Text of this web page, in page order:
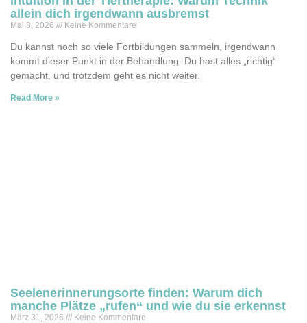
allein dich irgendwann ausbremst
Mai 8, 2026 Keine Kommentare
Du kannst noch so viele Fortbildungen sammeln, irgendwann
kommt dieser Punkt in der Behandlung: Du hast alles „richtig“
gemacht, und trotzdem geht es nicht weiter.
Read More »
Seelenerinnerungsorte finden: Warum dich
manche Plätze „rufen“ und wie du sie erkennst
März 31, 2026 Keine Kommentare